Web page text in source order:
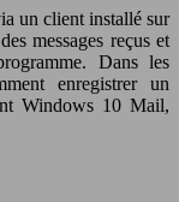
un client installé sur
messages reçus et
Dans les
enregistrer un
Windows 10 Mail,